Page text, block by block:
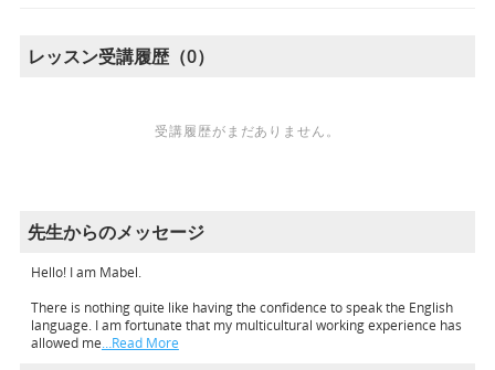
レッスン受講履歴（0）
受講履歴がまだありません。
先生からのメッセージ
Hello! I am Mabel.
There is nothing quite like having the confidence to speak the English
language. I am fortunate that my multicultural working experience has
allowed me…Read More